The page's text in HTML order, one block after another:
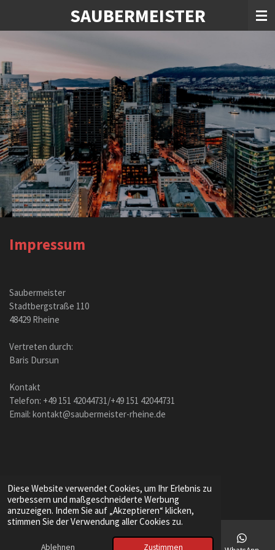
Diese Website verwendet Cookies, um Ihr Erlebnis zu
verbessern und maßgeschneiderte Werbung
anzuzeigen. Indem Sie auf „Akzeptieren“ klicken,
stimmen Sie der Verwendung aller Cookies zu.
Ablehnen Zustimmen
SAUBERMEISTER
Impressum
Saubermeister
Stadtbergstraße 110
48429 Rheine
Vertreten durch:
Baris Dursun
Kontakt
Telefon: +49 151 42044731/+49 151 42044731
Email: kontakt@saubermeister-rheine.de
© 2023 Saubermeister
Mit Unterstützung von Webador